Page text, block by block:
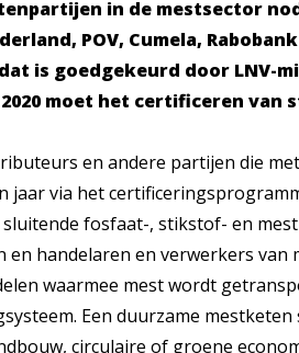
in de mestsector
POV, Cumela,
is goedgekeurd door LNV-
moet het certificeren van
en andere partijen die
jaar via het
fosfaat-, stikstof- en
en handelaren en verwerkers van
waarmee mest wordt
Een duurzame
circulaire of groene